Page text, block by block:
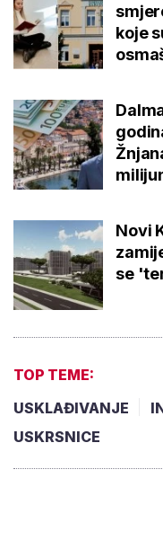
koje
Novi
se
TOP TEME:
USKLAĐIVANJE
USKRSNICE